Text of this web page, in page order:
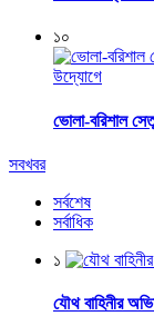
১০
ভোলা-বরিশাল
সবখবর
সর্বশেষ
সর্বাধিক
১
যৌথ বাহিনীর